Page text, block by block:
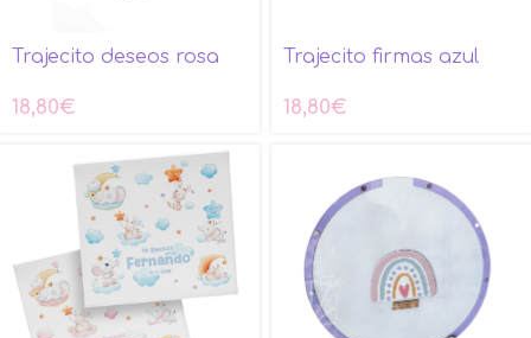
Trajecito deseos rosa
18,80€
Trajecito firmas azul
18,80€